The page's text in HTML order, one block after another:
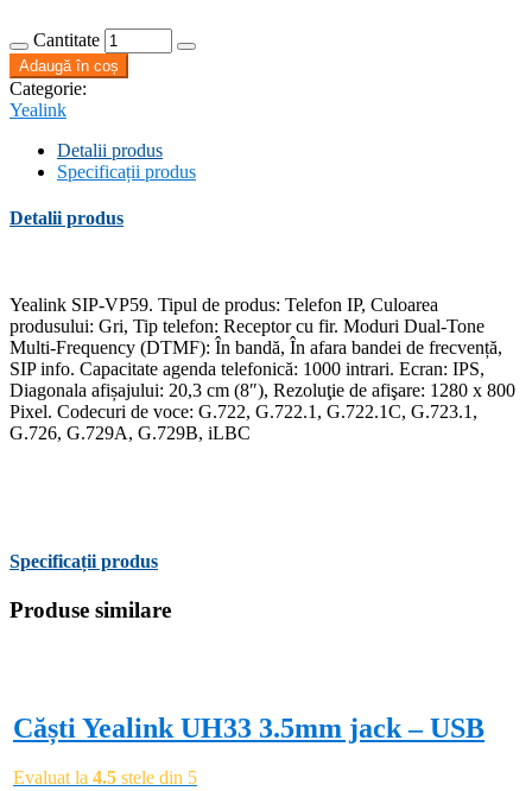
Cantitate
Adaugă în coș
Categorie:
Yealink
Detalii produs
Specificații produs
Detalii produs
Yealink SIP-VP59. Tipul de produs: Telefon IP, Culoarea
produsului: Gri, Tip telefon: Receptor cu fir. Moduri Dual-Tone
Multi-Frequency (DTMF): În bandă, În afara bandei de frecvență,
SIP info. Capacitate agenda telefonică: 1000 intrari. Ecran: IPS,
Diagonala afișajului: 20,3 cm (8″), Rezoluţie de afişare: 1280 x 800
Pixel. Codecuri de voce: G.722, G.722.1, G.722.1C, G.723.1,
G.726, G.729A, G.729B, iLBC
Specificații produs
Produse similare
Căști Yealink UH33 3.5mm jack – USB
Evaluat la 4.5 stele din 5